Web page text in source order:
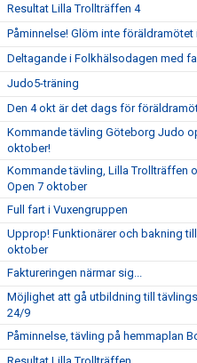
Resultat Lilla Trollträffen 4
Påminnelse! Glöm inte föräldramötet
Deltagande i Folkhälsodagen med
Judo5-träning
Den 4 okt är det dags för
Kommande tävling Göteborg Judo
oktober!
Kommande tävling, Lilla Trollträffen
Open 7 oktober
Full fart i Vuxengruppen
Upprop! Funktionärer och bakning
oktober
Faktureringen närmar sig...
Möjlighet att gå utbildning till
24/9
Påminnelse, tävling på hemmaplan